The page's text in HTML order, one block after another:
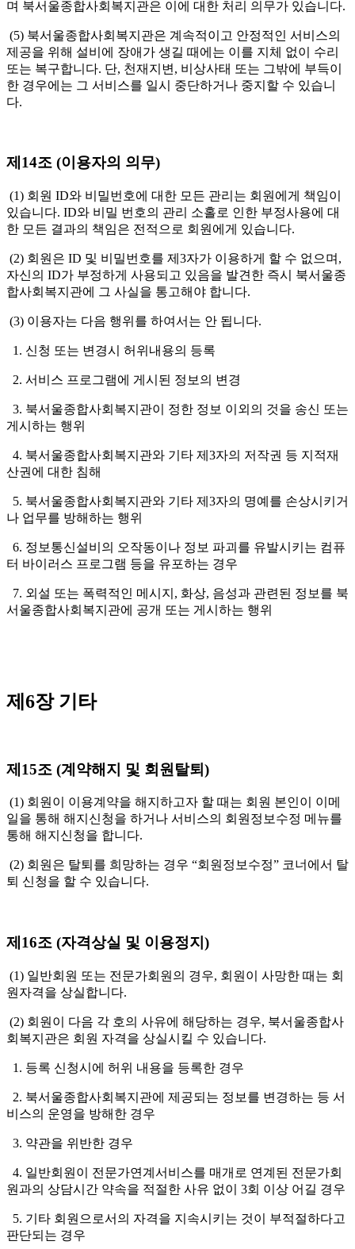
며 북서울종합사회복지관은 이에 대한 처리 의무가 있습니다.
(5) 북서울종합사회복지관은 계속적이고 안정적인 서비스의
제공을 위해 설비에 장애가 생길 때에는 이를 지체 없이 수리
또는 복구합니다. 단, 천재지변, 비상사태 또는 그밖에 부득이
한 경우에는 그 서비스를 일시 중단하거나 중지할 수 있습니
다.
제14조 (이용자의 의무)
(1) 회원 ID와 비밀번호에 대한 모든 관리는 회원에게 책임이
있습니다. ID와 비밀 번호의 관리 소홀로 인한 부정사용에 대
한 모든 결과의 책임은 전적으로 회원에게 있습니다.
(2) 회원은 ID 및 비밀번호를 제3자가 이용하게 할 수 없으며,
자신의 ID가 부정하게 사용되고 있음을 발견한 즉시 북서울종
합사회복지관에 그 사실을 통고해야 합니다.
(3) 이용자는 다음 행위를 하여서는 안 됩니다.
1. 신청 또는 변경시 허위내용의 등록
2. 서비스 프로그램에 게시된 정보의 변경
3. 북서울종합사회복지관이 정한 정보 이외의 것을 송신 또는
게시하는 행위
4. 북서울종합사회복지관와 기타 제3자의 저작권 등 지적재
산권에 대한 침해
5. 북서울종합사회복지관와 기타 제3자의 명예를 손상시키거
나 업무를 방해하는 행위
6. 정보통신설비의 오작동이나 정보 파괴를 유발시키는 컴퓨
터 바이러스 프로그램 등을 유포하는 경우
7. 외설 또는 폭력적인 메시지, 화상, 음성과 관련된 정보를 북
서울종합사회복지관에 공개 또는 게시하는 행위
제6장 기타
제15조 (계약해지 및 회원탈퇴)
(1) 회원이 이용계약을 해지하고자 할 때는 회원 본인이 이메
일을 통해 해지신청을 하거나 서비스의 회원정보수정 메뉴를
통해 해지신청을 합니다.
(2) 회원은 탈퇴를 희망하는 경우 “회원정보수정” 코너에서 탈
퇴 신청을 할 수 있습니다.
제16조 (자격상실 및 이용정지)
(1) 일반회원 또는 전문가회원의 경우, 회원이 사망한 때는 회
원자격을 상실합니다.
(2) 회원이 다음 각 호의 사유에 해당하는 경우, 북서울종합사
회복지관은 회원 자격을 상실시킬 수 있습니다.
1. 등록 신청시에 허위 내용을 등록한 경우
2. 북서울종합사회복지관에 제공되는 정보를 변경하는 등 서
비스의 운영을 방해한 경우
3. 약관을 위반한 경우
4. 일반회원이 전문가연계서비스를 매개로 연계된 전문가회
원과의 상담시간 약속을 적절한 사유 없이 3회 이상 어길 경우
5. 기타 회원으로서의 자격을 지속시키는 것이 부적절하다고
판단되는 경우